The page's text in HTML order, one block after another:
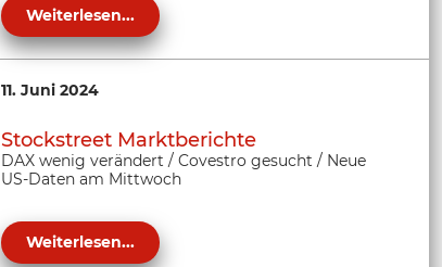
Weiterlesen...
11. Juni 2024
Stockstreet Marktberichte
DAX wenig verändert / Covestro gesucht / Neue
US-Daten am Mittwoch
Weiterlesen...